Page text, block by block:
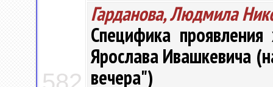
Гарданова, Людмила
Специфика проявления
Ярослава Ивашкевича
вечера")